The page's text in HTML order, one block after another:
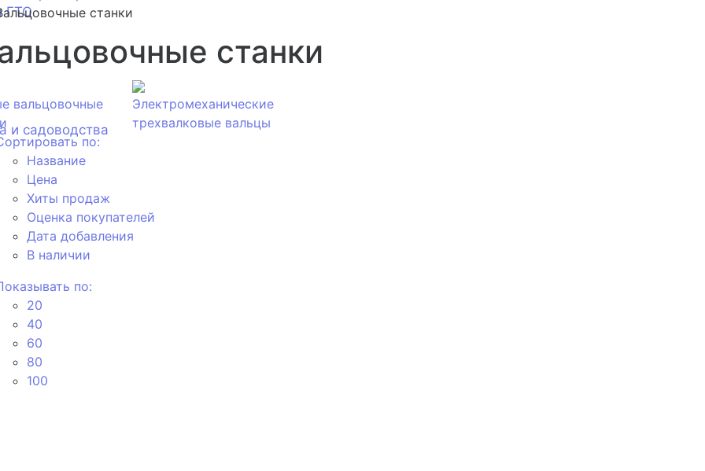
ГТО
и садоводства
станки
станки
вальцовочные
Электромеханические
трехвалковые вальцы
по:
Название
Цена
Хиты продаж
Оценка покупателей
Дата добавления
В наличии
по:
20
40
60
80
100